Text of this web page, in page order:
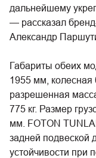
дальнейшему
— рассказал
Александр
Габариты обеих
1955 мм,
разрешенная
775 кг. Размер
мм. FOTON
задней подвеской
устойчивости при